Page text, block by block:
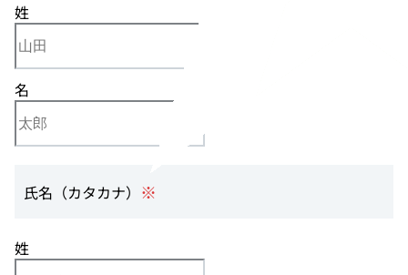
姓
名
氏名（カタカナ） ※
姓